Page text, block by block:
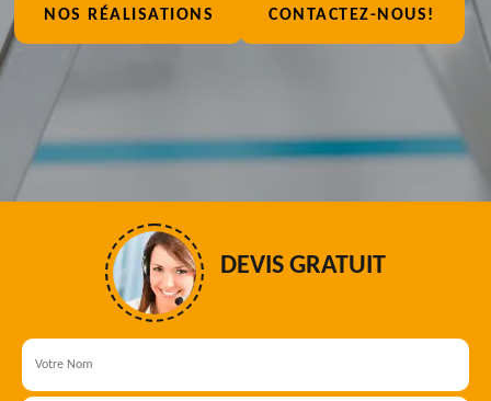
NOS RÉALISATIONS CONTACTEZ-NOUS!
DEVIS GRATUIT